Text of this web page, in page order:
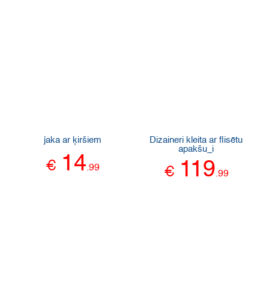
jaka ar ķiršiem
€ 14.99
Dizaineri kleita ar flisētu
apakšu_i
€ 119.99